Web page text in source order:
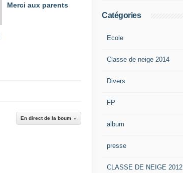
Merci aux parents
En direct de la boum
Catégories
Ecole
Classe de neige 2014
Divers
FP
album
presse
CLASSE DE NEIGE 2012